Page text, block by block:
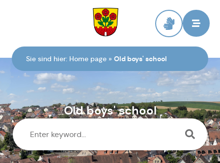
Sie sind hier: Home page » Old boys' school
Old boys' school